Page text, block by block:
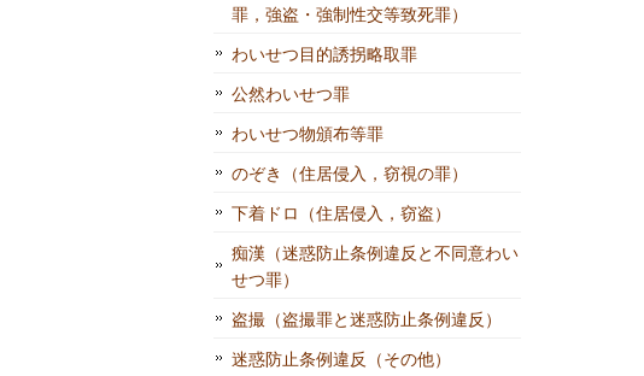
罪，強盗・強制性交等致死罪）
わいせつ目的誘拐略取罪
公然わいせつ罪
わいせつ物頒布等罪
のぞき（住居侵入，窃視の罪）
下着ドロ（住居侵入，窃盗）
痴漢（迷惑防止条例違反と不同意わい
せつ罪）
盗撮（盗撮罪と迷惑防止条例違反）
迷惑防止条例違反（その他）